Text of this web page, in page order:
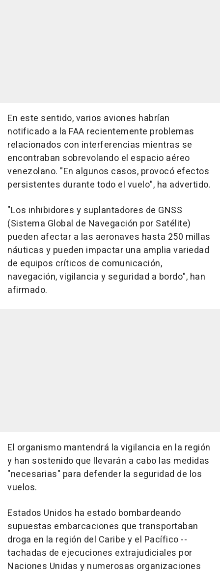
En este sentido, varios aviones habrían
notificado a la FAA recientemente problemas
relacionados con interferencias mientras se
encontraban sobrevolando el espacio aéreo
venezolano. "En algunos casos, provocó efectos
persistentes durante todo el vuelo", ha advertido.
"Los inhibidores y suplantadores de GNSS
(Sistema Global de Navegación por Satélite)
pueden afectar a las aeronaves hasta 250 millas
náuticas y pueden impactar una amplia variedad
de equipos críticos de comunicación,
navegación, vigilancia y seguridad a bordo", han
afirmado.
El organismo mantendrá la vigilancia en la región
y han sostenido que llevarán a cabo las medidas
"necesarias" para defender la seguridad de los
vuelos.
Estados Unidos ha estado bombardeando
supuestas embarcaciones que transportaban
droga en la región del Caribe y el Pacífico --
tachadas de ejecuciones extrajudiciales por
Naciones Unidas y numerosas organizaciones